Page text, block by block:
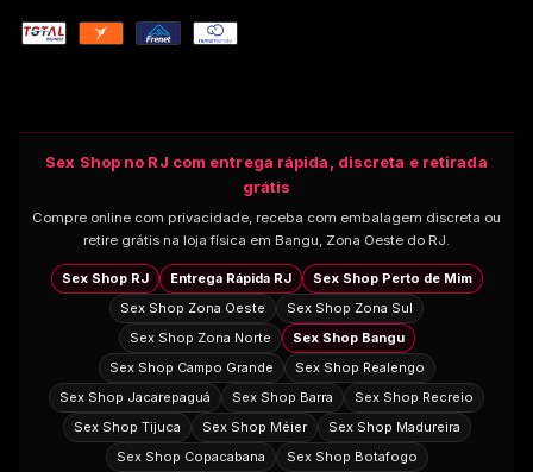
Sex Shop no RJ com entrega rápida, discreta e retirada
grátis
Compre online com privacidade, receba com embalagem discreta ou
retire grátis na loja física em Bangu, Zona Oeste do RJ.
Sex Shop RJ Entrega Rápida RJ
Sex Shop Perto de Mim
Sex Shop Zona Oeste
Sex Shop Zona Sul
Sex Shop Zona Norte
Sex Shop Bangu
Sex Shop Campo Grande
Sex Shop Realengo
Sex Shop Jacarepaguá
Sex Shop Barra
Sex Shop Recreio
Sex Shop Tijuca
Sex Shop Méier
Sex Shop Madureira
Sex Shop Copacabana
Sex Shop Botafogo